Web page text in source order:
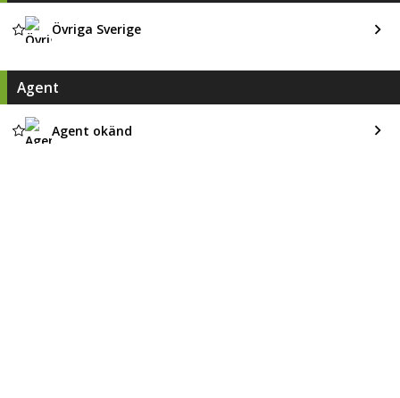
Övriga Sverige
Agent
Agent okänd